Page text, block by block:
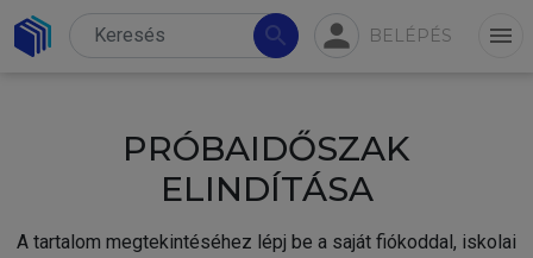
search person BELÉPÉS menu
PRÓBAIDŐSZAK
ELINDÍTÁSA
A tartalom megtekintéséhez lépj be a saját fiókoddal, iskolai